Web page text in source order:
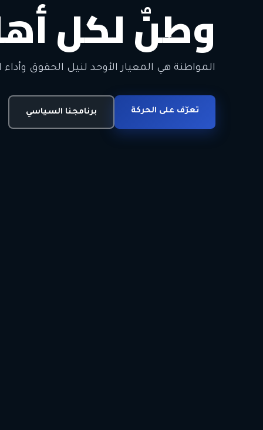
وطنٌ لكل
المواطنة هي المعيار الأوحد لنيل الحقوق وأداء
تعرّف على الحركة برنامجنا السياسي
معاً من أجل
الحرية • الوحدة • السلام • الديمقراطية
انضم للحركة اتصل بنا